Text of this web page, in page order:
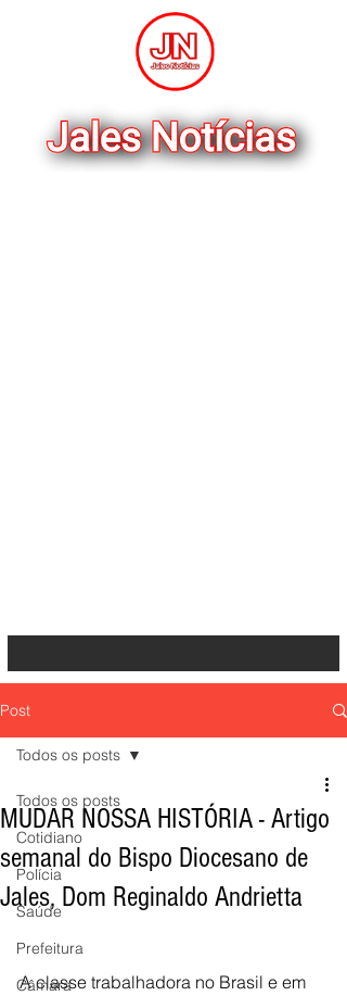
Post
Todos os posts
Cotidiano
Polícia
Saúde
Prefeitura
Câmara
Todos os posts
MUDAR NOSSA HISTÓRIA - Artigo
semanal do Bispo Diocesano de
Jales, Dom Reginaldo Andrietta
A classe trabalhadora no Brasil e em